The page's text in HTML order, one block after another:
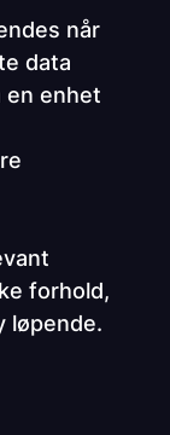
når
data
en enhet
forhold,
løpende.